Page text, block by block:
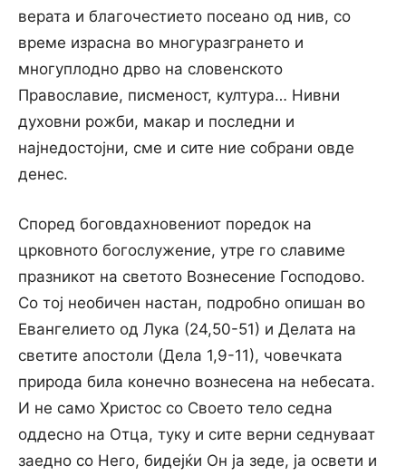
верата и благочестието посеано од нив, со
време израсна во многуразгрането и
многуплодно дрво на словенското
Православие, писменост, култура… Нивни
духовни рожби, макар и последни и
најнедостојни, сме и сите ние собрани овде
денес.
Според боговдахновениот поредок на
црковното богослужение, утре го славиме
празникот на светото Вознесение Господово.
Со тој необичен настан, подробно опишан во
Евангелието од Лука (24,50-51) и Делата на
светите апостоли (Дела 1,9-11), човечката
природа била конечно вознесена на небесата.
И не само Христос со Своето тело седна
оддесно на Отца, туку и сите верни седнуваат
заедно со Него, бидејќи Он ја зеде, ја освети и